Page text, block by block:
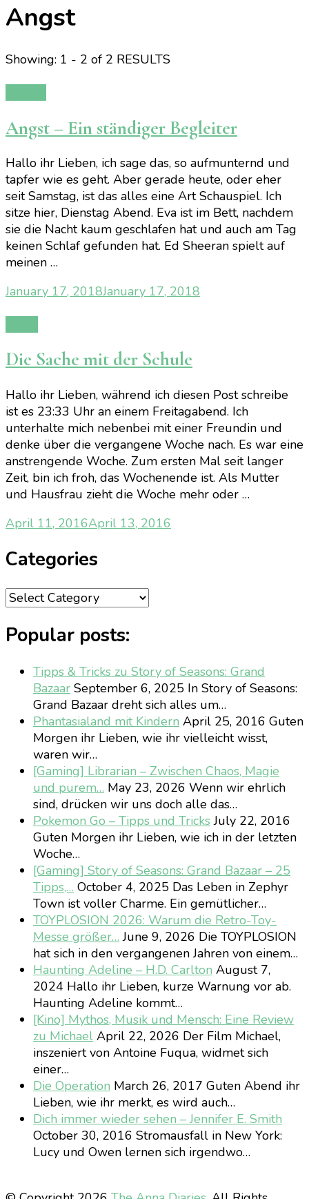
Angst
Showing: 1 - 2 of 2 RESULTS
Angst – Ein ständiger Begleiter
Hallo ihr Lieben, ich sage das, so aufmunternd und
tapfer wie es geht. Aber gerade heute, oder eher
seit Samstag, ist das alles eine Art Schauspiel. Ich
sitze hier, Dienstag Abend. Eva ist im Bett, nachdem
sie die Nacht kaum geschlafen hat und auch am Tag
keinen Schlaf gefunden hat. Ed Sheeran spielt auf
meinen …
January 17, 2018January 17, 2018
Die Sache mit der Schule
Hallo ihr Lieben, während ich diesen Post schreibe
ist es 23:33 Uhr an einem Freitagabend. Ich
unterhalte mich nebenbei mit einer Freundin und
denke über die vergangene Woche nach. Es war eine
anstrengende Woche. Zum ersten Mal seit langer
Zeit, bin ich froh, das Wochenende ist. Als Mutter
und Hausfrau zieht die Woche mehr oder …
April 11, 2016April 13, 2016
Categories
Categories
Popular posts:
Tipps & Tricks zu Story of Seasons: Grand
Bazaar September 6, 2025 In Story of Seasons:
Grand Bazaar dreht sich alles um…
Phantasialand mit Kindern April 25, 2016 Guten
Morgen ihr Lieben, wie ihr vielleicht wisst,
waren wir…
[Gaming] Librarian – Zwischen Chaos, Magie
und purem… May 23, 2026 Wenn wir ehrlich
sind, drücken wir uns doch alle das…
Pokemon Go – Tipps und TricksJuly 22, 2016
Guten Morgen ihr Lieben, wie ich in der letzten
Woche…
[Gaming] Story of Seasons: Grand Bazaar – 25
Tipps,… October 4, 2025 Das Leben in Zephyr
Town ist voller Charme. Ein gemütlicher…
TOYPLOSION 2026: Warum die Retro-Toy-
Messe größer… June 9, 2026 Die TOYPLOSION
hat sich in den vergangenen Jahren von einem…
Haunting Adeline – H.D. Carlton August 7,
2024 Hallo ihr Lieben, kurze Warnung vor ab.
Haunting Adeline kommt…
[Kino] Mythos, Musik und Mensch: Eine Review
zu Michael April 22, 2026 Der Film Michael,
inszeniert von Antoine Fuqua, widmet sich
einer…
Die Operation March 26, 2017 Guten Abend ihr
Lieben, wie ihr merkt, es wird auch…
Dich immer wieder sehen – Jennifer E. Smith
October 30, 2016 Stromausfall in New York:
Lucy und Owen lernen sich irgendwo…